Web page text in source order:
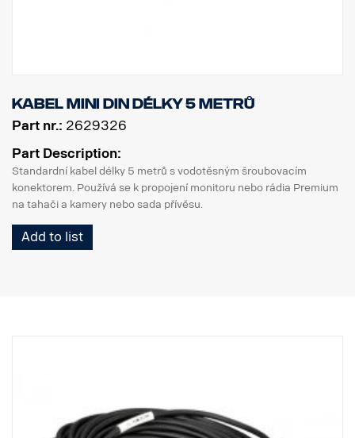
Kabel MINI DIN délky 5 metrů
Part nr.: 2629326
Part Description:
Standardní kabel délky 5 metrů s vodotěsným šroubovacím
konektorem. Používá se k propojení monitoru nebo rádia Premium
na tahači a kamery nebo sada přívěsu.
Add to list